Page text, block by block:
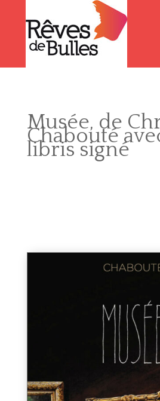
Musée, de
Chabouté
libris signé